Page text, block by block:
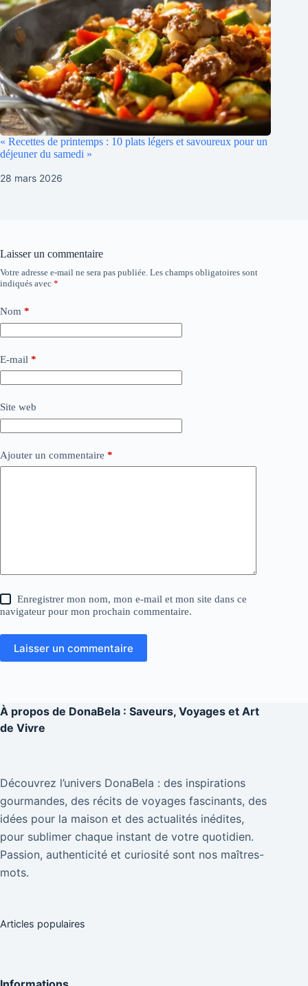
« Recettes de printemps : 10 plats légers et savoureux pour un
déjeuner du samedi »
28 mars 2026
Laisser un commentaire
Votre adresse e-mail ne sera pas publiée. Les champs obligatoires sont
indiqués avec *
Nom *
E-mail *
Site web
Ajouter un commentaire *
Enregistrer mon nom, mon e-mail et mon site dans ce
navigateur pour mon prochain commentaire.
Laisser un commentaire
À propos de DonaBela : Saveurs, Voyages et Art
de Vivre
Découvrez l’univers DonaBela : des inspirations
gourmandes, des récits de voyages fascinants, des
idées pour la maison et des actualités inédites,
pour sublimer chaque instant de votre quotidien.
Passion, authenticité et curiosité sont nos maîtres-
mots.
Articles populaires